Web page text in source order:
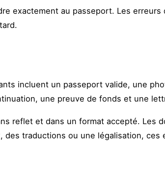
exactement au passeport. Les
incluent un passeport valide, une
une preuve de fonds et une
reflet et dans un format accepté. Les
traductions ou une légalisation,